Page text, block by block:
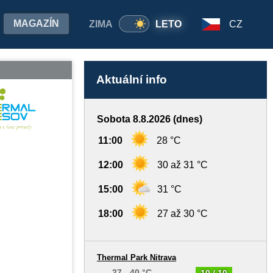
ZIMA LETO
MAGAZÍN CZ
Aktuální info
Sobota 8.8.2026 (dnes)
11:00 28 °C
12:00 30 až 31 °C
15:00 31 °C
18:00 27 až 30 °C
Thermal Park Nitrava